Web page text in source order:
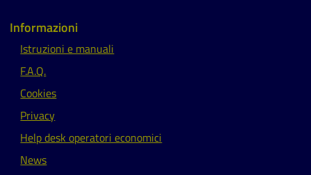
Informazioni
Istruzioni e manuali
F.A.Q.
Cookies
Privacy
Help desk operatori economici
News